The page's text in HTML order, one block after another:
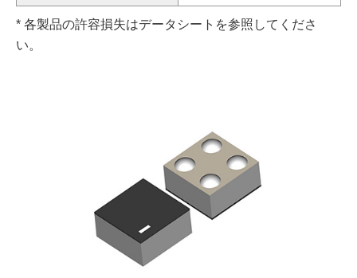
* 各製品の許容損失はデータシートを参照してくださ
い。